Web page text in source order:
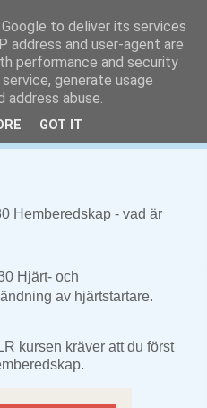
Hemberedskap - vad är
Hjärt- och
av hjärtstartare.
kursen kräver att du först
to deliver its services
address and user-agent are
performance and security
generate usage
abuse.
GOT IT